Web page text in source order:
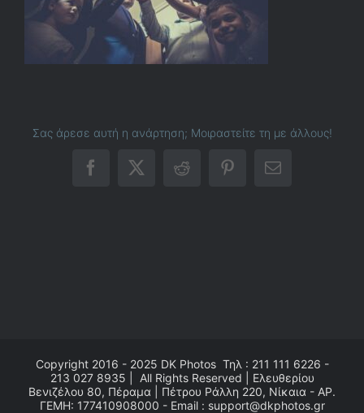
Σας άρεσε αυτή η ανάρτηση; Μοιραστείτε τη με άλλους!
Facebook
X RedditPinterestEmail
Copyright 2016 - 2025 DK PhotosΤηλ : 211 111 6226 -
213 027 8935 | All Rights Reserved | Ελευθερίου
Βενιζέλου 80, Πέραμα | Πέτρου Ράλλη 220, Νίκαια - ΑΡ.
ΓΕΜΗ: 177410908000 - Email : support@dkphotos.gr